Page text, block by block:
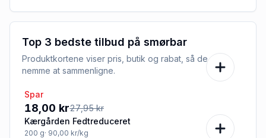
Top 3 bedste tilbud på smørbar
Produktkortene viser pris, butik og rabat, så de er
nemme at sammenligne.
-36%
Spar
18,00 kr27,95 kr
Kærgården Fedtreduceret
200 g· 90,00 kr/kg